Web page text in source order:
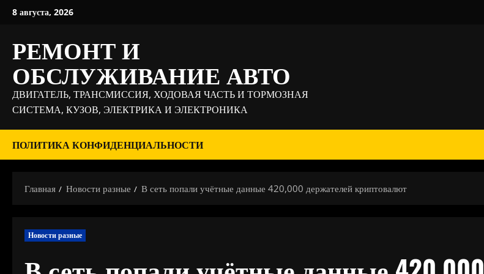
Перейти
8 августа, 2026
РЕМОНТ И
ОБСЛУЖИВАНИЕ АВТО
ДВИГАТЕЛЬ, ТРАНСМИССИЯ, ХОДОВАЯ ЧАСТЬ И ТОРМОЗНАЯ
СИСТЕМА, КУЗОВ, ЭЛЕКТРИКА И ЭЛЕКТРОНИКА
ПОЛИТИКА КОНФИДЕНЦИАЛЬНОСТИ
Главная Новости разные В сеть попали учётные данные 420,000 держателей криптовалют
Новости разные